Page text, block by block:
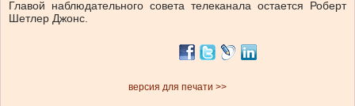
Главой наблюдательного совета телеканала остается Роберт
Шетлер Джонс.
версия для печати >>